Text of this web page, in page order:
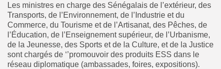
Les ministres en charge des Sénégalais de l’extérieur, des
Transports, de l’Environnement, de l’Industrie et du
Commerce, du Tourisme et de l’Artisanat, des Pêches, de
l’Éducation, de l’Enseignement supérieur, de l’Urbanisme,
de la Jeunesse, des Sports et de la Culture, et de la Justice
sont chargés de ‘’promouvoir des produits ESS dans le
réseau diplomatique (ambassades, foires, expositions).